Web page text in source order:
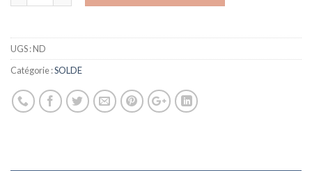
UGS :ND
Catégorie :SOLDE